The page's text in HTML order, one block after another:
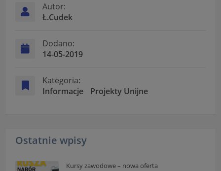
Autor:
Ł.Cudek
Dodano:
14-05-2019
Kategoria:
Informacje
Projekty Unijne
Ostatnie wpisy
Kursy zawodowe – nowa oferta